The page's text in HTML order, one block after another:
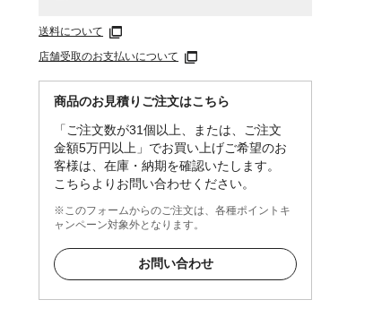
送料について
店舗受取のお支払いについて
商品のお見積りご注文はこちら
「ご注文数が31個以上、または、ご注文
金額5万円以上」でお買い上げご希望のお
客様は、在庫・納期を確認いたします。
こちらよりお問い合わせください。
※このフォームからのご注文は、各種ポイントキ
ャンペーン対象外となります。
お問い合わせ